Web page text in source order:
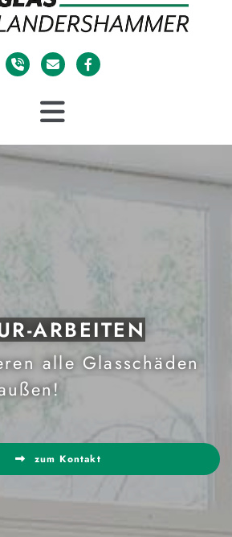
ARBEITEN
alle Glasschäden
zum Kontakt